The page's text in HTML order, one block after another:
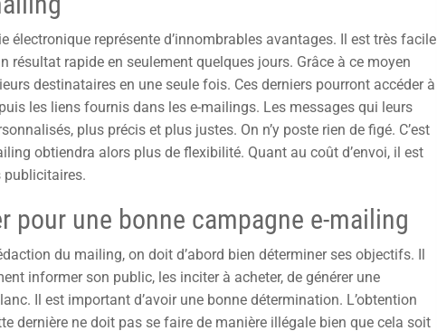
électronique représente d’innombrables avantages. Il est très facile
résultat rapide en seulement quelques jours. Grâce à ce moyen
destinataires en une seule fois. Ces derniers pourront accéder à
les liens fournis dans les e-mailings. Les messages qui leurs
plus précis et plus justes. On n’y poste rien de figé. C’est
obtiendra alors plus de flexibilité. Quant au coût d’envoi, il est
publicitaires.
pour une bonne campagne e-mailing
du mailing, on doit d’abord bien déterminer ses objectifs. Il
informer son public, les inciter à acheter, de générer une
Il est important d’avoir une bonne détermination. L’obtention
dernière ne doit pas se faire de manière illégale bien que cela soit